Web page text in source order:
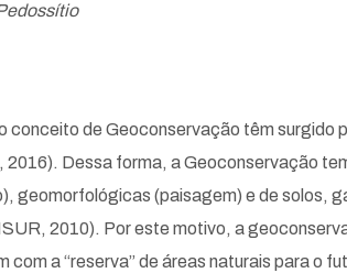
de Geoconservação têm surgido
Dessa forma, a Geoconservação
(paisagem) e de solos,
2010). Por este motivo, a
a “reserva” de áreas naturais para o